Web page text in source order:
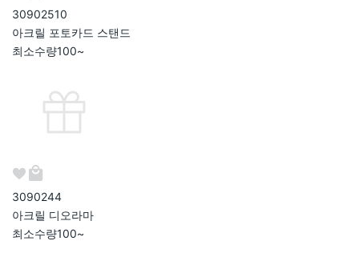
30902510
아크릴 포토카드 스탠드
최소수량100~
3090244
아크릴 디오라마
최소수량100~